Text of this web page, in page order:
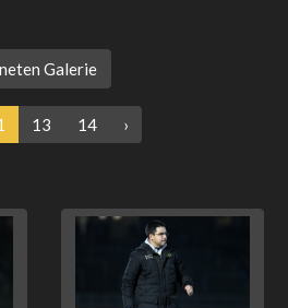
Galerie
13 14 ›